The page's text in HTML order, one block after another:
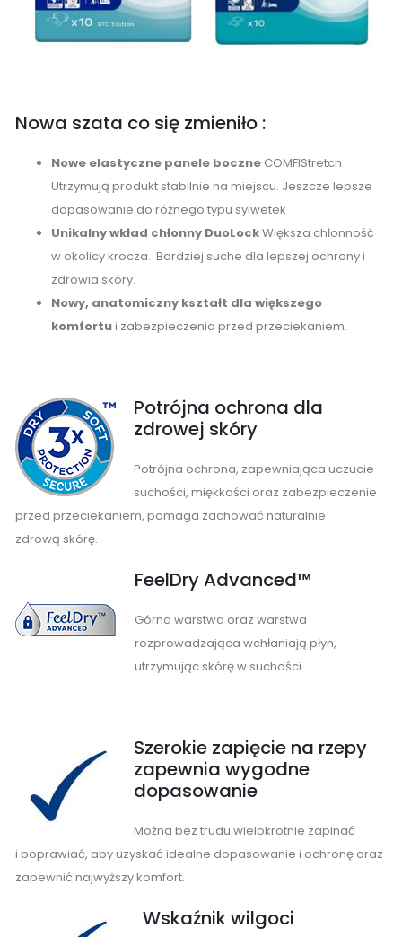
Nowa szata co się zmieniło :
Nowe elastyczne panele boczne COMFIStretch
Utrzymują produkt stabilnie na miejscu. Jeszcze lepsze
dopasowanie do różnego typu sylwetek
Unikalny wkład chłonny DuoLockWiększa chłonność
w okolicy krocza. Bardziej suche dla lepszej ochrony i
zdrowia skóry.
Nowy, anatomiczny kształt dla większego
komfortui zabezpieczenia przed przeciekaniem.
Potrójna ochrona dla
zdrowej skóry
Potrójna ochrona, zapewniająca uczucie
suchości, miękkości oraz zabezpieczenie
przed przeciekaniem, pomaga zachować naturalnie
zdrową skórę.
FeelDry Advanced™
Górna warstwa oraz warstwa
rozprowadzająca wchłaniają płyn,
utrzymując skórę w suchości.
Szerokie zapięcie na rzepy
zapewnia wygodne
dopasowanie
Można bez trudu wielokrotnie zapinać
i poprawiać, aby uzyskać idealne dopasowanie i ochronę oraz
zapewnić najwyższy komfort.
Wskaźnik wilgoci